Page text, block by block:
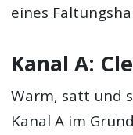
eines
Kanal A:
Warm, satt und
Kanal A im